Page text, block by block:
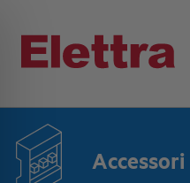
SETTORI
DISTRIBUZIONE DI
RETE COMMERCIALE
PREVENTIVAZIONE
AZIENDA
TUTTE LE NEWS
JOB CAREERS